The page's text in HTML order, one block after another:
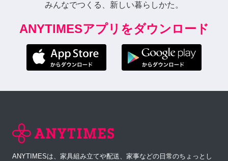
みんなでつくる、新しい暮らしかた。
ANYTIMESアプリをダウンロード
ANYTIMESは、家具組み立てや配送、家事などの日常のちょっとし